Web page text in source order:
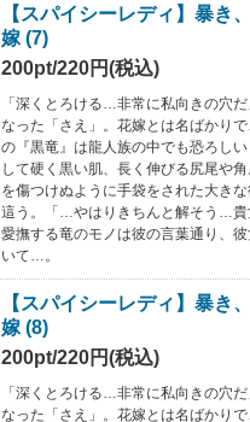
【スパイシーレディ】暴き
嫁 (7)
200pt/220円(税込)
「深くとろける…非常に私向きの穴
なった「さえ」。花嫁とは名ばかり
の『黒竜』は龍人族の中でも恐ろし
して硬く黒い肌、長く伸びる尻尾や
を傷つけぬように手袋をされた大き
這う。「…やはりきちんと解そう…貴
愛撫する竜のモノは彼の言葉通り、
いて…。
【スパイシーレディ】暴き
嫁 (8)
200pt/220円(税込)
「深くとろける…非常に私向きの穴
なった「さえ」。花嫁とは名ばかり